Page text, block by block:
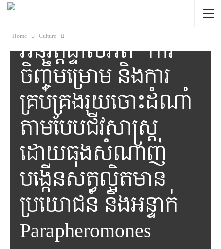
Home Culture
ចូលរួម ចែករំលែក និង
អនុវត្តផ្ទាល់អំពី “ការ
ចិញ្ចឹមម្រោម និងការ
គ្រប់គ្រងរុយចោះដំណាំ
តាមបែបជីវសាស្រ្ត
ដោយធុងសំណាញ់
បង្កើនសត្វល្អិតមាន
ប្រយោជន៍ និងអន្ទាក់
Parapheromones